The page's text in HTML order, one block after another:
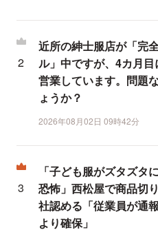
近所の紳士服店が「完
ル」中ですが、4カ月目
営業しています。問題
ょうか？
2026年08月02日 09時42分
「子ども服がズタズタ
恐怖」西松屋で商品切
社認める「従業員が通
より確保」